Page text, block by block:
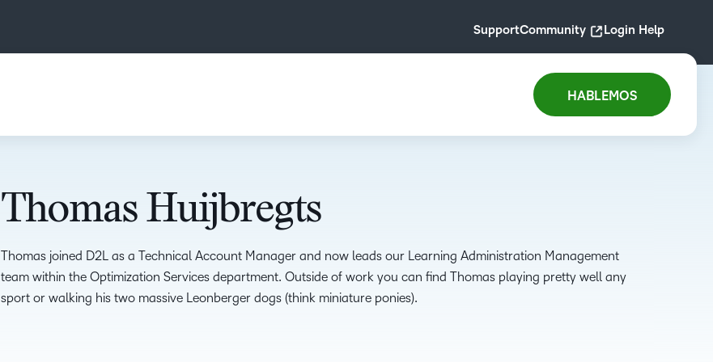
SupportCommunity Login Help
HABLEMOS
Thomas Huijbregts
Thomas joined D2L as a Technical Account Manager and now leads our Learning Administration Management
team within the Optimization Services department. Outside of work you can find Thomas playing pretty well any
sport or walking his two massive Leonberger dogs (think miniature ponies).